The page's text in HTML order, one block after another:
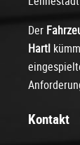
Der
Hartl
Kontakt